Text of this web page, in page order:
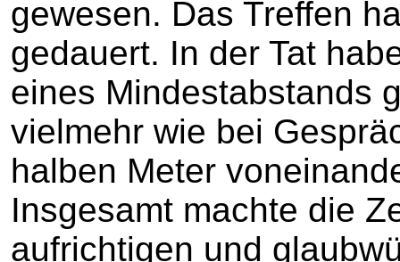
gewesen. Das Treffen
gedauert. In der Tat
eines Mindestabstands
vielmehr wie bei
halben Meter
Insgesamt machte die
aufrichtigen und